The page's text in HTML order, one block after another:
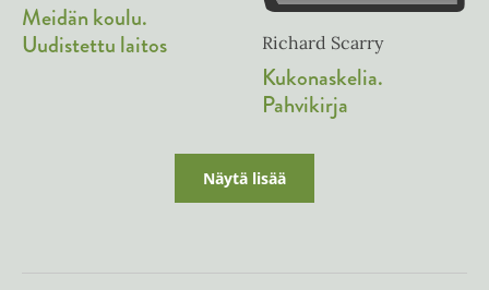
Meidän koulu.
Uudistettu laitos
Richard Scarry
Kukonaskelia.
Pahvikirja
Näytä lisää